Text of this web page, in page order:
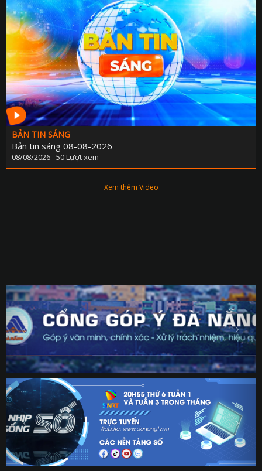
BẢN TIN SÁNG
Bản tin sáng 08-08-2026
08/08/2026 - 50 Lượt xem
Xem thêm Video